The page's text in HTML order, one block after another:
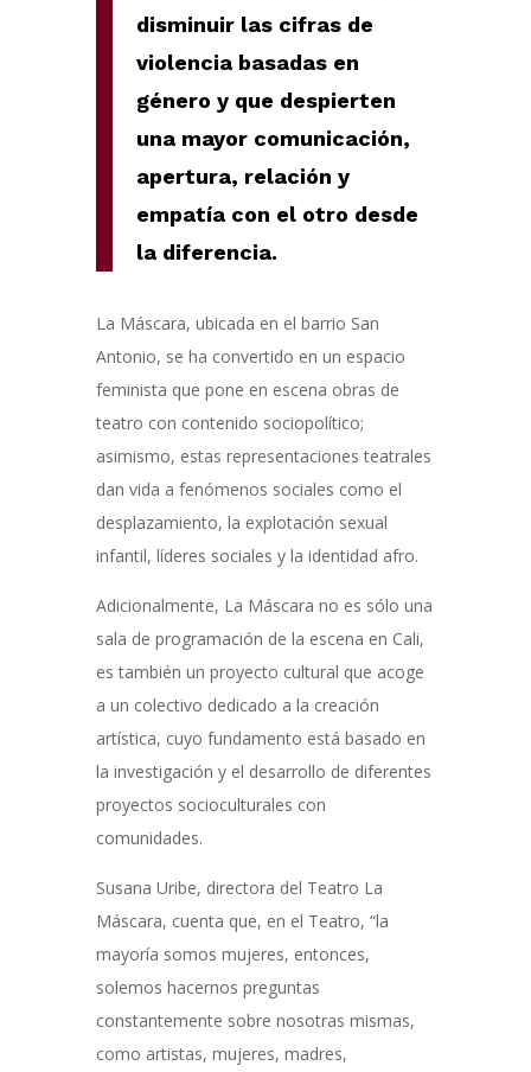
disminuir las cifras de
violencia basadas en
género y que despierten
una mayor comunicación,
apertura, relación y
empatía con el otro desde
la diferencia.
La Máscara, ubicada en el barrio San
Antonio, se ha convertido en un espacio
feminista que pone en escena obras de
teatro con contenido sociopolítico;
asimismo, estas representaciones teatrales
dan vida a fenómenos sociales como el
desplazamiento, la explotación sexual
infantil, líderes sociales y la identidad afro.
Adicionalmente, La Máscara no es sólo una
sala de programación de la escena en Cali,
es también un proyecto cultural que acoge
a un colectivo dedicado a la creación
artística, cuyo fundamento está basado en
la investigación y el desarrollo de diferentes
proyectos socioculturales con
comunidades.
Susana Uribe, directora del Teatro La
Máscara, cuenta que, en el Teatro, “la
mayoría somos mujeres, entonces,
solemos hacernos preguntas
constantemente sobre nosotras mismas,
como artistas, mujeres, madres,